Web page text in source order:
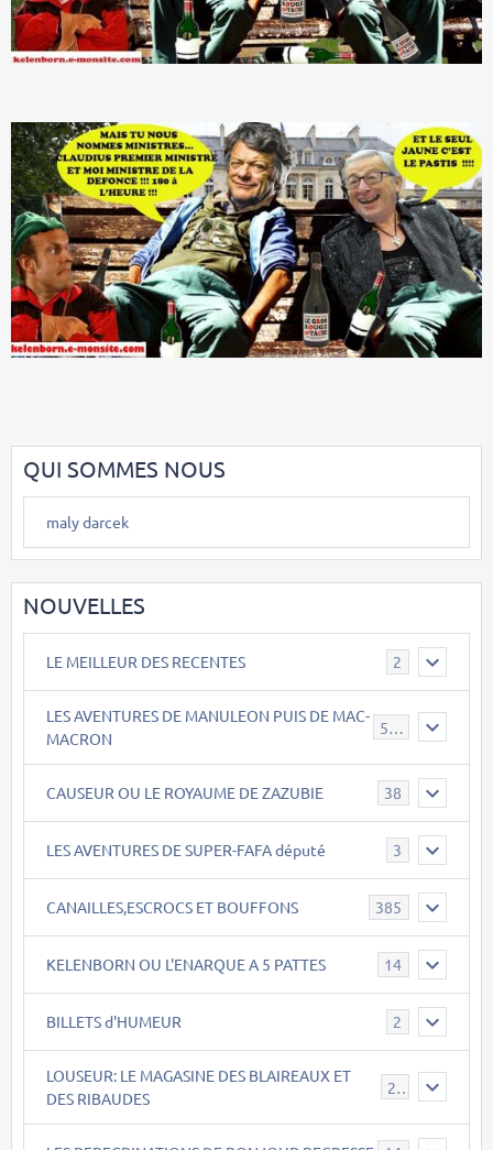
QUI SOMMES NOUS
maly darcek
NOUVELLES
LE MEILLEUR DES RECENTES 2
LES AVENTURES DE MANULEON PUIS DE MAC-
MACRON
543
CAUSEUR OU LE ROYAUME DE ZAZUBIE 38
LES AVENTURES DE SUPER-FAFA député 3
CANAILLES,ESCROCS ET BOUFFONS 385
KELENBORN OU L'ENARQUE A 5 PATTES 14
BILLETS d'HUMEUR 2
LOUSEUR: LE MAGASINE DES BLAIREAUX ET
DES RIBAUDES
21